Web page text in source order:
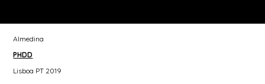
Almedina
PHDD
Lisboa PT 2019